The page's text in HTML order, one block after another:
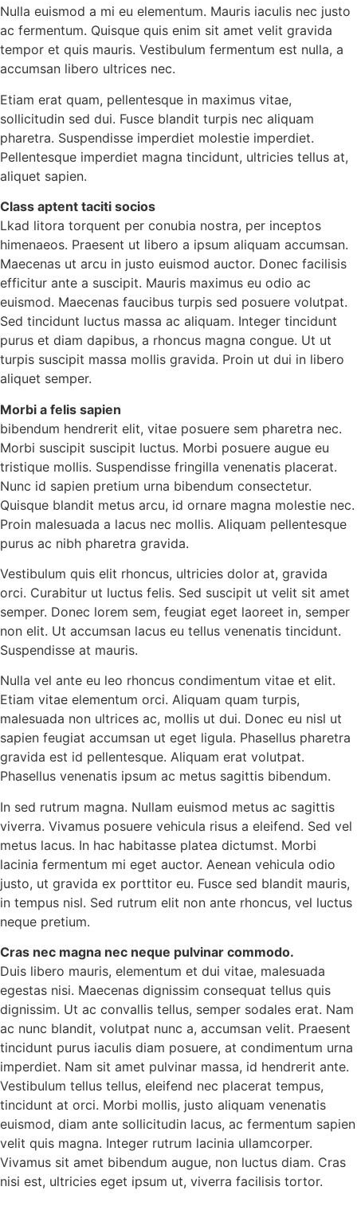
Nulla euismod a mi eu elementum. Mauris iaculis nec justo
ac fermentum. Quisque quis enim sit amet velit gravida
tempor et quis mauris. Vestibulum fermentum est nulla, a
accumsan libero ultrices nec.
Etiam erat quam, pellentesque in maximus vitae,
sollicitudin sed dui. Fusce blandit turpis nec aliquam
pharetra. Suspendisse imperdiet molestie imperdiet.
Pellentesque imperdiet magna tincidunt, ultricies tellus at,
aliquet sapien.
Class aptent taciti socios
Lkad litora torquent per conubia nostra, per inceptos
himenaeos. Praesent ut libero a ipsum aliquam accumsan.
Maecenas ut arcu in justo euismod auctor. Donec facilisis
efficitur ante a suscipit. Mauris maximus eu odio ac
euismod. Maecenas faucibus turpis sed posuere volutpat.
Sed tincidunt luctus massa ac aliquam. Integer tincidunt
purus et diam dapibus, a rhoncus magna congue. Ut ut
turpis suscipit massa mollis gravida. Proin ut dui in libero
aliquet semper.
Morbi a felis sapien
bibendum hendrerit elit, vitae posuere sem pharetra nec.
Morbi suscipit suscipit luctus. Morbi posuere augue eu
tristique mollis. Suspendisse fringilla venenatis placerat.
Nunc id sapien pretium urna bibendum consectetur.
Quisque blandit metus arcu, id ornare magna molestie nec.
Proin malesuada a lacus nec mollis. Aliquam pellentesque
purus ac nibh pharetra gravida.
Vestibulum quis elit rhoncus, ultricies dolor at, gravida
orci. Curabitur ut luctus felis. Sed suscipit ut velit sit amet
semper. Donec lorem sem, feugiat eget laoreet in, semper
non elit. Ut accumsan lacus eu tellus venenatis tincidunt.
Suspendisse at mauris.
Nulla vel ante eu leo rhoncus condimentum vitae et elit.
Etiam vitae elementum orci. Aliquam quam turpis,
malesuada non ultrices ac, mollis ut dui. Donec eu nisl ut
sapien feugiat accumsan ut eget ligula. Phasellus pharetra
gravida est id pellentesque. Aliquam erat volutpat.
Phasellus venenatis ipsum ac metus sagittis bibendum.
In sed rutrum magna. Nullam euismod metus ac sagittis
viverra. Vivamus posuere vehicula risus a eleifend. Sed vel
metus lacus. In hac habitasse platea dictumst. Morbi
lacinia fermentum mi eget auctor. Aenean vehicula odio
justo, ut gravida ex porttitor eu. Fusce sed blandit mauris,
in tempus nisl. Sed rutrum elit non ante rhoncus, vel luctus
neque pretium.
Cras nec magna nec neque pulvinar commodo.
Duis libero mauris, elementum et dui vitae, malesuada
egestas nisi. Maecenas dignissim consequat tellus quis
dignissim. Ut ac convallis tellus, semper sodales erat. Nam
ac nunc blandit, volutpat nunc a, accumsan velit. Praesent
tincidunt purus iaculis diam posuere, at condimentum urna
imperdiet. Nam sit amet pulvinar massa, id hendrerit ante.
Vestibulum tellus tellus, eleifend nec placerat tempus,
tincidunt at orci. Morbi mollis, justo aliquam venenatis
euismod, diam ante sollicitudin lacus, ac fermentum sapien
velit quis magna. Integer rutrum lacinia ullamcorper.
Vivamus sit amet bibendum augue, non luctus diam. Cras
nisi est, ultricies eget ipsum ut, viverra facilisis tortor.